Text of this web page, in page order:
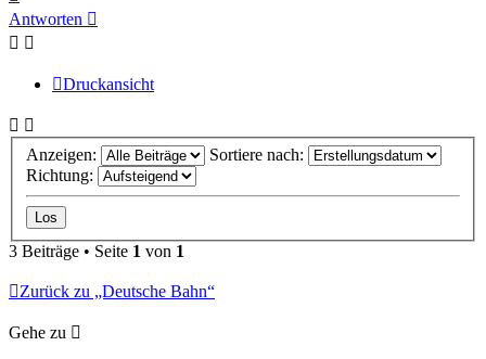
oben
Antworten
Druckansicht
Anzeigen:
Sortiere nach:
Richtung:
3 Beiträge • Seite 1 von 1
Zurück zu „Deutsche Bahn“
Gehe zu